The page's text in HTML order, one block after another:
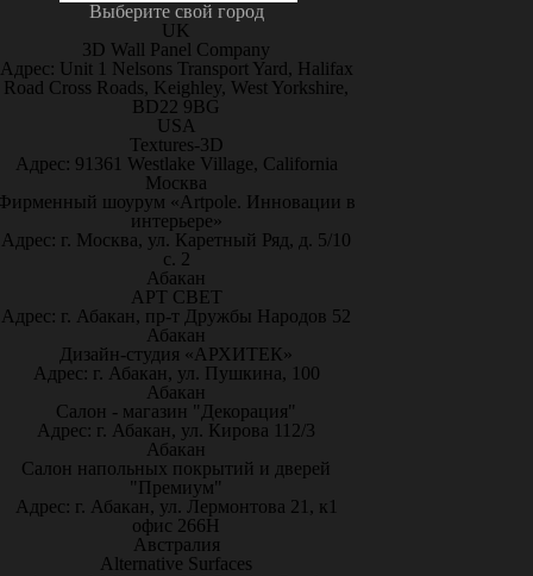
Выберите свой город
UK
3D Wall Panel Company
Адрес: Unit 1 Nelsons Transport Yard, Halifax
Road Cross Roads, Keighley, West Yorkshire,
BD22 9BG
USA
Textures-3D
Адрес: 91361 Westlake Village, California
Москва
шоурум «Artpole. Инновации в
интерьере»
Адрес: г. Москва, ул. Каретный Ряд, д. 5/10
с. 2
Абакан
АРТ СВЕТ
Адрес: г. Абакан, пр-т Дружбы Народов 52
Абакан
Дизайн-студия «АРХИТЕК»
Адрес: г. Абакан, ул. Пушкина, 100
Абакан
Салон - магазин "Декорация"
Адрес: г. Абакан, ул. Кирова 112/3
Абакан
Салон напольных покрытий и дверей
"Премиум"
Адрес: г. Абакан, ул. Лермонтова 21, к1
офис 266Н
Австралия
Alternative Surfaces